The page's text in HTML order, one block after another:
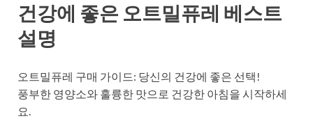
건강에 좋은 오트밀퓨레 베스트
설명
오트밀퓨레 구매 가이드: 당신의 건강에 좋은 선택!
풍부한 영양소와 훌륭한 맛으로 건강한 아침을 시작하세
요.